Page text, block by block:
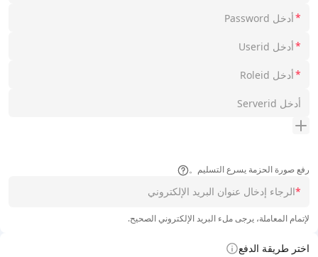
*
*
*
رفع صورة الحزمة يسرع التسليم。
*
لإتمام المعاملة، يرجى ملء البريد الإلكتروني الصحيح.
اختر طريقة الدفع